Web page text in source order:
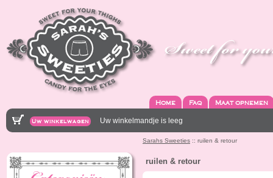
Home Faq Maat opnemen
Uw winkelwagen Uw winkelmandje is leeg
Sarahs Sweeties :: ruilen & retour
ruilen & retour